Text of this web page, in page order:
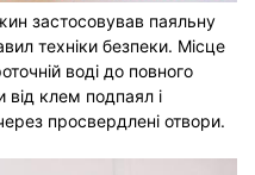
застосовував паяльну
техніки безпеки. Місце
воді до повного
від клем подпаял і
просвердлені отвори.